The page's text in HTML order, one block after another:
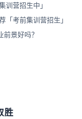
训营招生中」
考前集训营招生」
景好吗？
胜